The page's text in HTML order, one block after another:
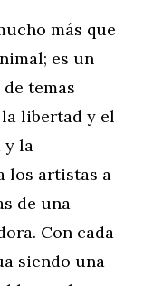
más que
es un
temas
libertad y el
y la
los artistas a
de una
Con cada
siendo una